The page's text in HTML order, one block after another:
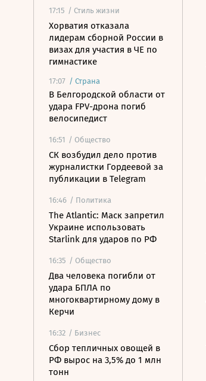
17:15 / Стиль жизни
Хорватия отказала
лидерам сборной России в
визах для участия в ЧЕ по
гимнастике
17:07 / Страна
В Белгородской области от
удара FPV-дрона погиб
велосипедист
16:51 / Общество
СК возбудил дело против
журналистки Гордеевой за
публикации в Telegram
16:46 / Политика
The Atlantic: Маск запретил
Украине использовать
Starlink для ударов по РФ
16:35 / Общество
Два человека погибли от
удара БПЛА по
многоквартирному дому в
Керчи
16:32 / Бизнес
Сбор тепличных овощей в
РФ вырос на 3,5% до 1 млн
тонн